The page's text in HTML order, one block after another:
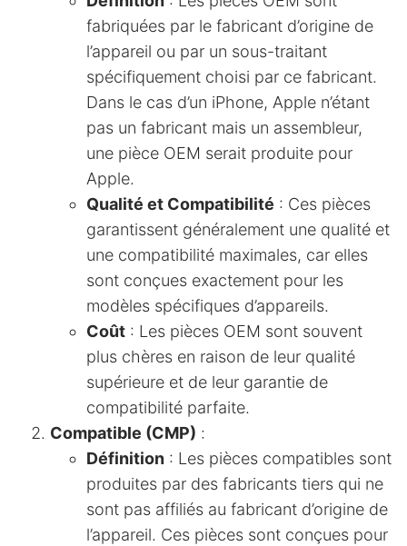
fabriquées par le fabricant d’origine de
l’appareil ou par un sous-traitant
spécifiquement choisi par ce fabricant.
Dans le cas d’un iPhone, Apple n’étant
pas un fabricant mais un assembleur,
une pièce OEM serait produite pour
Apple.
Qualité et Compatibilité : Ces pièces
garantissent généralement une qualité et
une compatibilité maximales, car elles
sont conçues exactement pour les
modèles spécifiques d’appareils.
Coût : Les pièces OEM sont souvent
plus chères en raison de leur qualité
supérieure et de leur garantie de
compatibilité parfaite.
Compatible (CMP) :
Définition : Les pièces compatibles sont
produites par des fabricants tiers qui ne
sont pas affiliés au fabricant d’origine de
l’appareil. Ces pièces sont conçues pour